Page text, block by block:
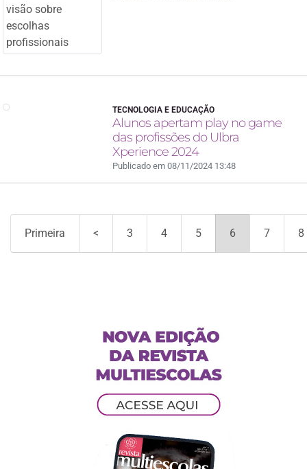
TECNOLOGIA E EDUCAÇÃO
Alunos apertam play no game
das profissões do Ulbra
Xperience 2024
Publicado em 08/11/2024 13:48
Primeira < 3 4 5 6 7 8